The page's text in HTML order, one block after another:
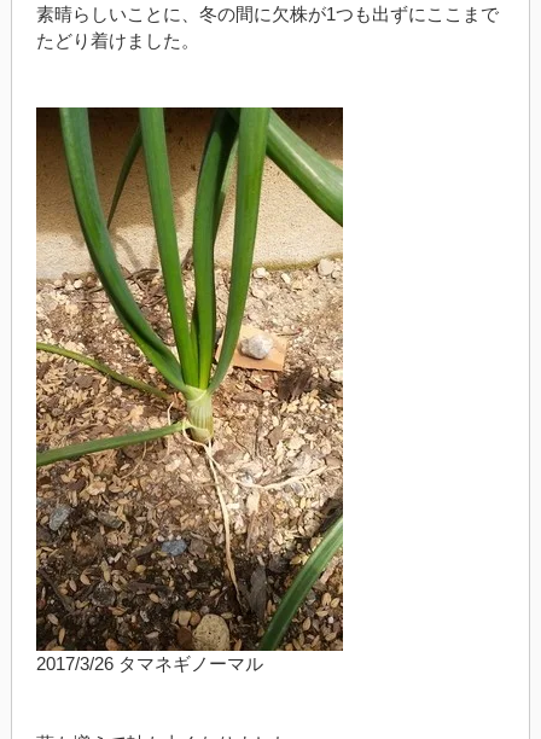
素晴らしいことに、冬の間に欠株が1つも出ずにここまで
たどり着けました。
2017/3/26 タマネギノーマル